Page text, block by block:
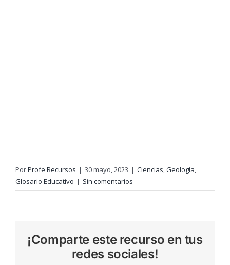
PorProfe Recursos | 30 mayo, 2023 | Ciencias,Geología,
Glosario Educativo | Sin comentarios
¡Comparte este recurso en tus
redes sociales!